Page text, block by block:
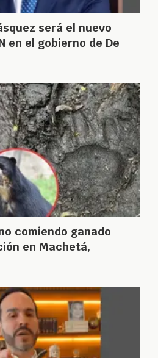
será el nuevo
en el gobierno de De
comiendo ganado
en Machetá,